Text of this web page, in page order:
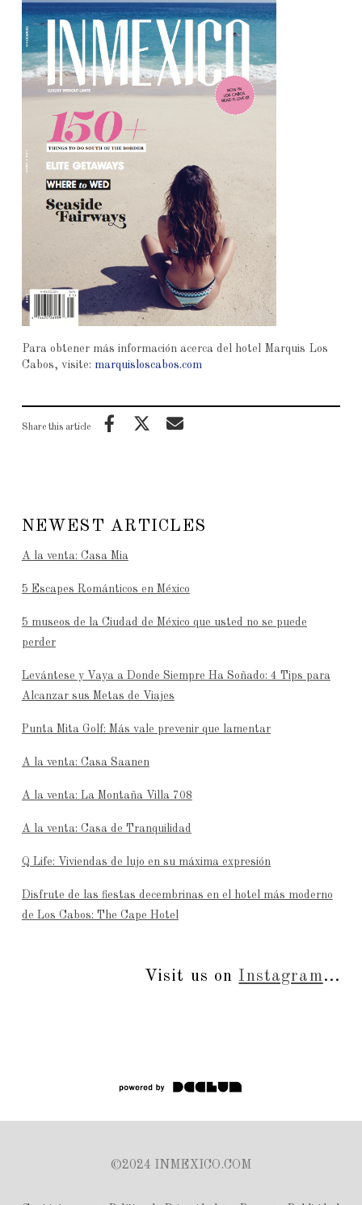
Para obtener más información acerca del hotel Marquis Los
Cabos, visite: marquisloscabos.com
Share this article
NEWEST ARTICLES
A la venta: Casa Mia
5 Escapes Románticos en México
5 museos de la Ciudad de México que usted no se puede
perder
Levántese y Vaya a Donde Siempre Ha Soñado: 4 Tips para
Alcanzar sus Metas de Viajes
Punta Mita Golf: Más vale prevenir que lamentar
A la venta: Casa Saanen
A la venta: La Montaña Villa 708
A la venta: Casa de Tranquilidad
Q Life: Viviendas de lujo en su máxima expresión
Disfrute de las fiestas decembrinas en el hotel más moderno
de Los Cabos: The Cape Hotel
Visit us on Instagram...
©2024 INMEXICO.COM